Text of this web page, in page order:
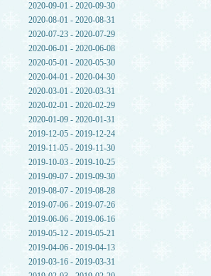
2020-09-01 - 2020-09-30
2020-08-01 - 2020-08-31
2020-07-23 - 2020-07-29
2020-06-01 - 2020-06-08
2020-05-01 - 2020-05-30
2020-04-01 - 2020-04-30
2020-03-01 - 2020-03-31
2020-02-01 - 2020-02-29
2020-01-09 - 2020-01-31
2019-12-05 - 2019-12-24
2019-11-05 - 2019-11-30
2019-10-03 - 2019-10-25
2019-09-07 - 2019-09-30
2019-08-07 - 2019-08-28
2019-07-06 - 2019-07-26
2019-06-06 - 2019-06-16
2019-05-12 - 2019-05-21
2019-04-06 - 2019-04-13
2019-03-16 - 2019-03-31